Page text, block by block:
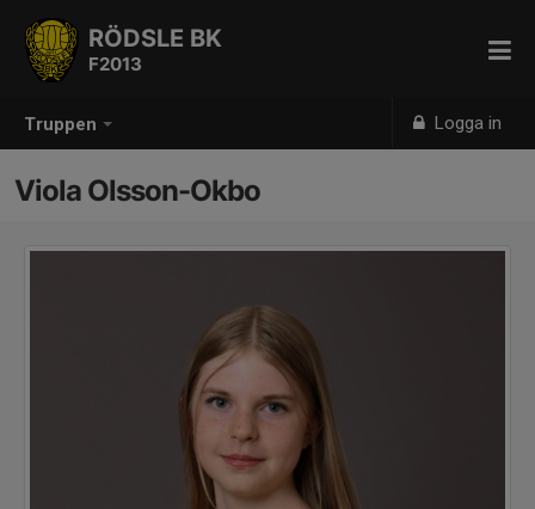
Truppen Logga in
RÖDSLE BK
F2013
Viola Olsson-Okbo